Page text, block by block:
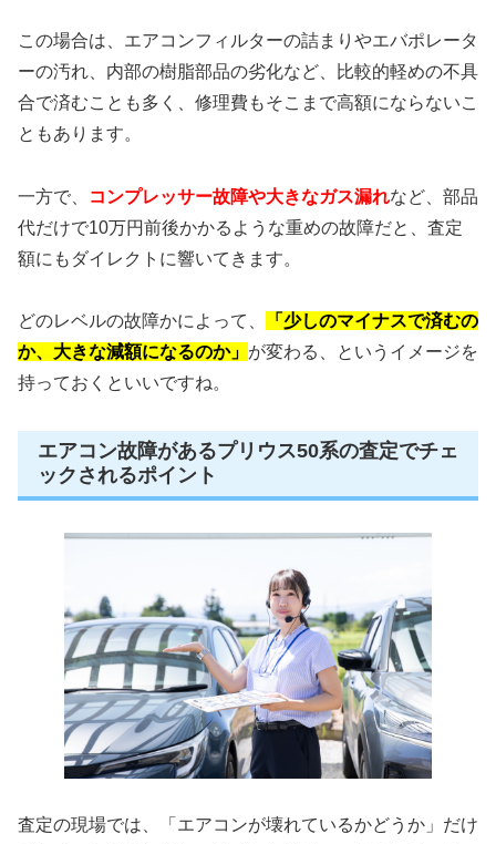
この場合は、エアコンフィルターの詰まりやエバポレータ
ーの汚れ、内部の樹脂部品の劣化など、比較的軽めの不具
合で済むことも多く、修理費もそこまで高額にならないこ
ともあります。
一方で、 コンプレッサー故障や大きなガス漏れなど、部品
代だけで10万円前後かかるような重めの故障だと、査定
額にもダイレクトに響いてきます。
どのレベルの故障かによって、
「少しのマイナスで済むの
か、大きな減額になるのか」 が変わる、というイメージを
持っておくといいですね。
エアコン故障があるプリウス50系の査定でチェ
ックされるポイント
査定の現場では、「エアコンが壊れているかどうか」だけ